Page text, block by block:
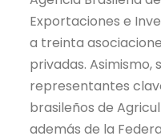
Exportaciones e
a treinta
privadas. Asimismo,
representantes
brasileños de
además de la